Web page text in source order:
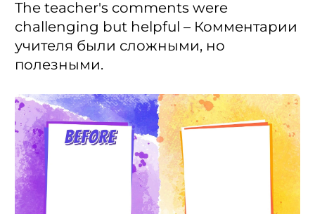
The teacher's comments were
challenging but helpful – Комментарии
учителя были сложными, но
полезными.